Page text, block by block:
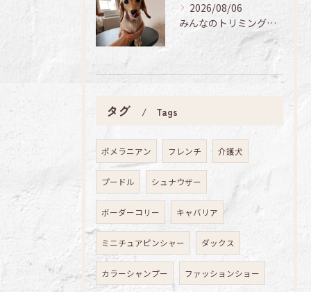
2026/08/06
みんなのトリミング日記🌟
タグ Tags
ポメラニアン フレンチ 介護犬
プードル シュナウザー
ボーダーコリー キャバリア
ミニチュアピンシャー ダックス
カラーシャンプー ファッションショー